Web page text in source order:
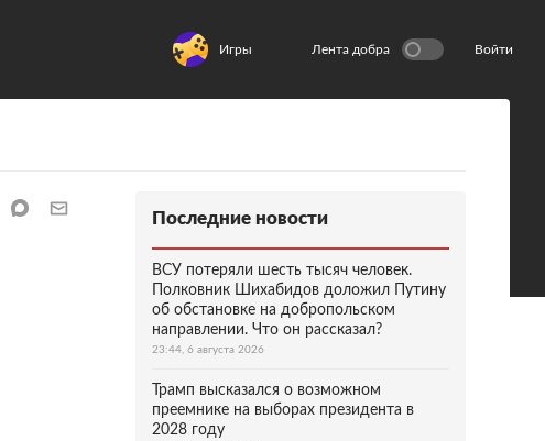
Игры Лента добра Войти
Последние новости
ВСУ потеряли шесть тысяч человек.
Полковник Шихабидов доложил Путину
об обстановке на добропольском
направлении. Что он рассказал?
23:44, 6 августа 2026
Трамп высказался о возможном
преемнике на выборах президента в
2028 году